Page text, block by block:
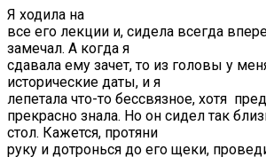
Я ходила на
все его лекции и, сидела всегда
замечал. А когда я
сдавала ему зачет, то из головы у
исторические даты, и я
лепетала что-то бессвязное, хотя
прекрасно знала. Но он сидел так
стол. Кажется, протяни
руку и дотронься до его щеки,